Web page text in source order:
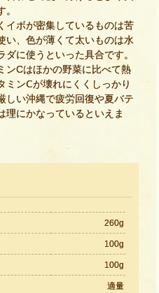
イボが密集しているものは苦
い、色が薄くて太いものは水
に使うといった具合です。
ンCはほかの野菜に比べて熱
ミンⅭが壊れにくくしっかり
しい沖縄で疲労回復や夏バテ
理にかなっているといえま
260g
100g
100g
適量